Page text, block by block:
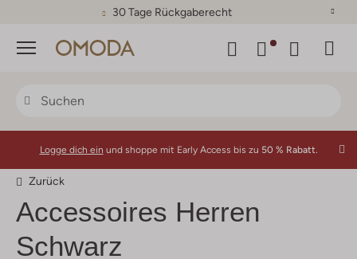
30 Tage Rückgaberecht
Menü
Logge dich ein und shoppe mit Early Access bis zu 50 % Rabatt.
Zurück
Accessoires Herren
Schwarz